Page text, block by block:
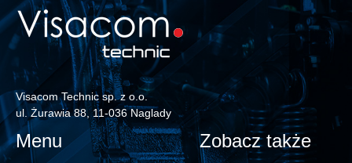
Visacom Technic sp. z o.o.
ul. Żurawia 88, 11-036 Naglady
Menu Zobacz także